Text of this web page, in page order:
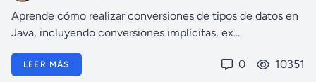
Aprende cómo realizar conversiones de tipos de datos en
Java, incluyendo conversiones implícitas, ex...
LEER MÁS 0 10351